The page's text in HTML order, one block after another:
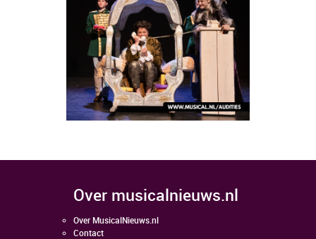
over musicalnieuws.nl
Over MusicalNieuws.nl
Contact